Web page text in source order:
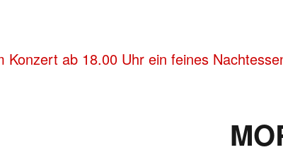
Konzert ab 18.00 Uhr ein feines